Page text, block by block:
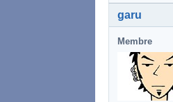
garu
Membre